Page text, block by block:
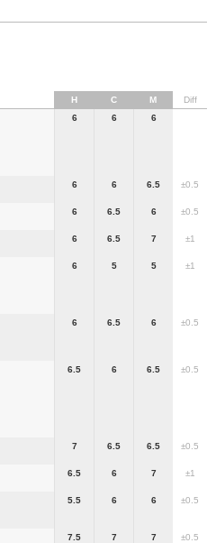
H C M
Diff
6 6 6
6 6 6.5 ±0.5
6 6.5 6 ±0.5
6 6.5 7 ±1
6 5 5 ±1
6 6.5 6 ±0.5
6.5 6 6.5 ±0.5
7 6.5 6.5 ±0.5
6.5 6 7 ±1
5.5 6 6 ±0.5
7.5 7 7
±0.5